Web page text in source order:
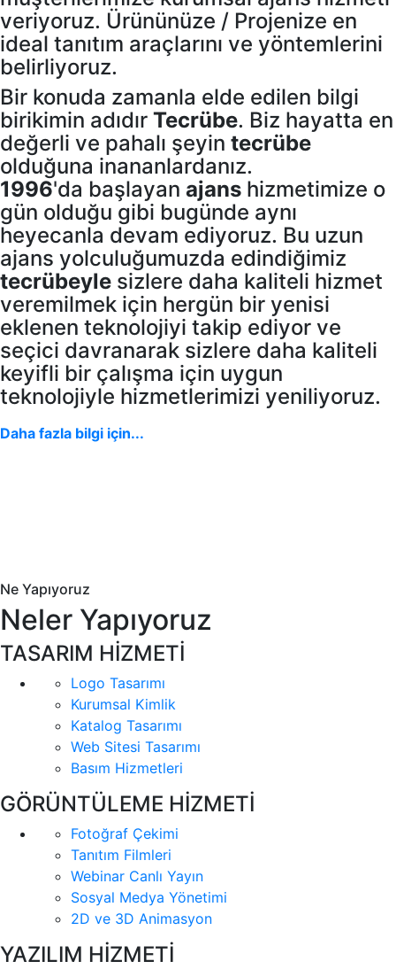
veriyoruz. Ürününüze / Projenize en
ideal tanıtım araçlarını ve yöntemlerini
belirliyoruz.
Bir konuda zamanla elde edilen bilgi
birikimin adıdır Tecrübe. Biz hayatta en
değerli ve pahalı şeyin tecrübe
olduğuna inananlardanız.
1996'da başlayan ajans hizmetimize o
gün olduğu gibi bugünde aynı
heyecanla devam ediyoruz. Bu uzun
ajans yolculuğumuzda edindiğimiz
tecrübeyle sizlere daha kaliteli hizmet
veremilmek için hergün bir yenisi
eklenen teknolojiyi takip ediyor ve
seçici davranarak sizlere daha kaliteli
keyifli bir çalışma için uygun
teknolojiyle hizmetlerimizi yeniliyoruz.
Daha fazla bilgi için...
Ne Yapıyoruz
Neler Yapıyoruz
TASARIM HİZMETİ
Logo Tasarımı
Kurumsal Kimlik
Katalog Tasarımı
Web Sitesi Tasarımı
Basım Hizmetleri
GÖRÜNTÜLEME HİZMETİ
Fotoğraf Çekimi
Tanıtım Filmleri
Webinar Canlı Yayın
Sosyal Medya Yönetimi
2D ve 3D Animasyon
YAZILIM HİZMETİ